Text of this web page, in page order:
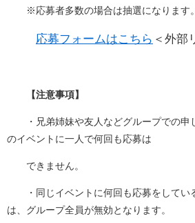
※応募者多数の場合は抽選になります。
応募フォームはこちら ＜外部
【注意事項】
・兄弟姉妹や友人などグループでの申
のイベントに一人で何回も応募は
できません。
・同じイベントに何回も応募をしてい
は、グループ全員が無効となります。